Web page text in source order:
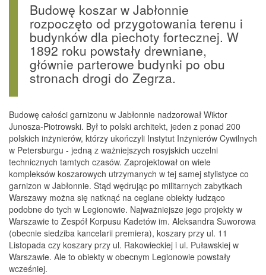
Budowę koszar w Jabłonnie
rozpoczęto od przygotowania terenu i
budynków dla piechoty fortecznej. W
1892 roku powstały drewniane,
głównie parterowe budynki po obu
stronach drogi do Zegrza.
Budowę całości garnizonu w Jabłonnie nadzorował Wiktor
Junosza-Piotrowski. Był to polski architekt, jeden z ponad 200
polskich inżynierów, którzy ukończyli Instytut Inżynierów Cywilnych
w Petersburgu - jedną z ważniejszych rosyjskich uczelni
technicznych tamtych czasów. Zaprojektował on wiele
kompleksów koszarowych utrzymanych w tej samej stylistyce co
garnizon w Jabłonnie. Stąd wędrując po militarnych zabytkach
Warszawy można się natknąć na ceglane obiekty łudząco
podobne do tych w Legionowie. Najważniejsze jego projekty w
Warszawie to Zespół Korpusu Kadetów im. Aleksandra Suworowa
(obecnie siedziba kancelarii premiera), koszary przy ul. 11
Listopada czy koszary przy ul. Rakowieckiej i ul. Puławskiej w
Warszawie. Ale to obiekty w obecnym Legionowie powstały
wcześniej.